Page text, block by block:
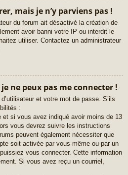
mais je n’y parviens pas !
du forum ait désactivé la création de
avoir banni votre IP ou interdit le
utiliser. Contactez un administrateur
ne peux pas me connecter !
et votre mot de passe. S’ils
:
si vous avez indiqué avoir moins de 13
vous devrez suivre les instructions
peuvent également nécessiter que
soit activée par vous-même ou par un
vous connecter. Cette information
Si vous avez reçu un courriel,